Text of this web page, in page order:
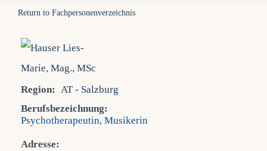
Return to Fachpersonenverzeichnis
Region:
AT - Salzburg
Berufsbezeichnung:
Psychotherapeutin, Musikerin
Adresse: